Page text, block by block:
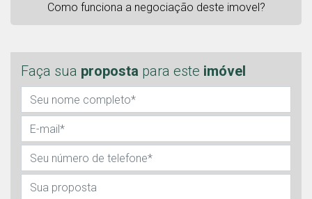
Faça sua proposta para este imóvel
Como funciona a negociação deste imovel?